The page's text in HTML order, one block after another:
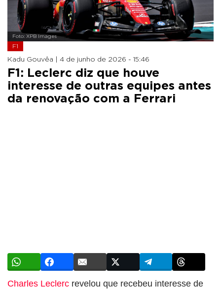
Foto: XPB Images
F1
Kadu Gouvêa | 4 de junho de 2026 - 15:46
F1: Leclerc diz que houve
interesse de outras equipes antes
da renovação com a Ferrari
Charles Leclerc revelou que recebeu interesse de